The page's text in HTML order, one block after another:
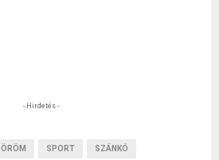
- Hirdetés -
ÖRÖM SPORT SZÁNKÓ